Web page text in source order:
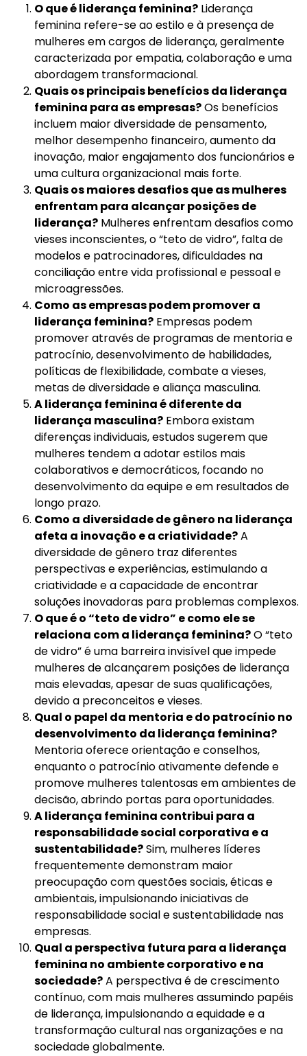
O que é liderança feminina? Liderança
feminina refere-se ao estilo e à presença de
mulheres em cargos de liderança, geralmente
caracterizada por empatia, colaboração e uma
abordagem transformacional.
Quais os principais benefícios da liderança
feminina para as empresas?Os benefícios
incluem maior diversidade de pensamento,
melhor desempenho financeiro, aumento da
inovação, maior engajamento dos funcionários e
uma cultura organizacional mais forte.
Quais os maiores desafios que as mulheres
enfrentam para alcançar posições de
liderança? Mulheres enfrentam desafios como
vieses inconscientes, o “teto de vidro”, falta de
modelos e patrocinadores, dificuldades na
conciliação entre vida profissional e pessoal e
microagressões.
Como as empresas podem promover a
liderança feminina? Empresas podem
promover através de programas de mentoria e
patrocínio, desenvolvimento de habilidades,
políticas de flexibilidade, combate a vieses,
metas de diversidade e aliança masculina.
A liderança feminina é diferente da
liderança masculina? Embora existam
diferenças individuais, estudos sugerem que
mulheres tendem a adotar estilos mais
colaborativos e democráticos, focando no
desenvolvimento da equipe e em resultados de
longo prazo.
Como a diversidade de gênero na liderança
afeta a inovação e a criatividade?A
diversidade de gênero traz diferentes
perspectivas e experiências, estimulando a
criatividade e a capacidade de encontrar
soluções inovadoras para problemas complexos.
O que é o “teto de vidro” e como ele se
relaciona com a liderança feminina?O “teto
de vidro” é uma barreira invisível que impede
mulheres de alcançarem posições de liderança
mais elevadas, apesar de suas qualificações,
devido a preconceitos e vieses.
Qual o papel da mentoria e do patrocínio no
desenvolvimento da liderança feminina?
Mentoria oferece orientação e conselhos,
enquanto o patrocínio ativamente defende e
promove mulheres talentosas em ambientes de
decisão, abrindo portas para oportunidades.
A liderança feminina contribui para a
responsabilidade social corporativa e a
sustentabilidade?Sim, mulheres líderes
frequentemente demonstram maior
preocupação com questões sociais, éticas e
ambientais, impulsionando iniciativas de
responsabilidade social e sustentabilidade nas
empresas.
Qual a perspectiva futura para a liderança
feminina no ambiente corporativo e na
sociedade?A perspectiva é de crescimento
contínuo, com mais mulheres assumindo papéis
de liderança, impulsionando a equidade e a
transformação cultural nas organizações e na
sociedade globalmente.